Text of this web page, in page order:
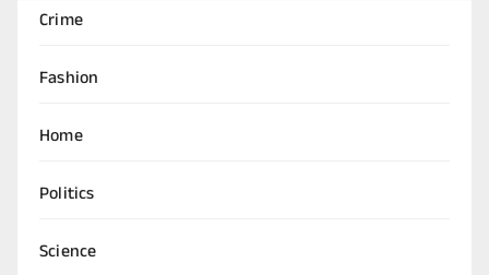
Crime
Fashion
Home
Politics
Science